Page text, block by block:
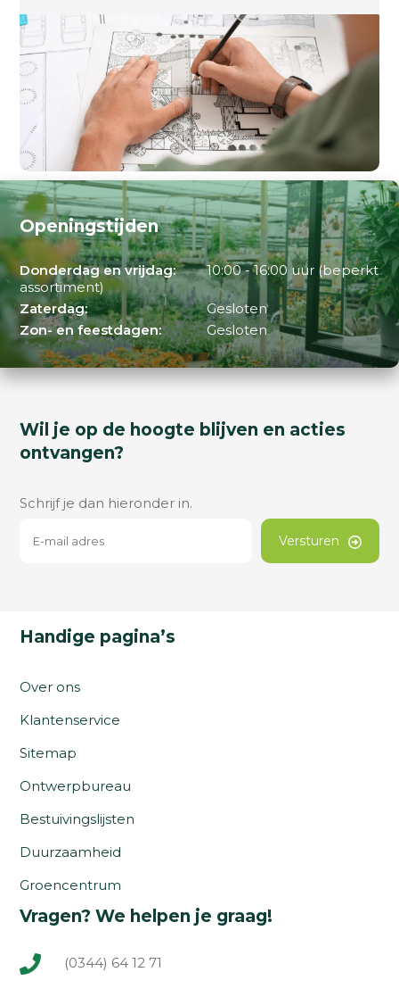
Openingstijden
Donderdag en vrijdag:
10:00 - 16:00 uur (beperkt
assortiment)
Zaterdag:
Gesloten
Zon- en feestdagen:
Gesloten
Wil je op de hoogte blijven en acties
ontvangen?
Schrijf je dan hieronder in.
Versturen
Handige pagina’s
Over ons
Klantenservice
Sitemap
Ontwerpbureau
Bestuivingslijsten
Duurzaamheid
Groencentrum
Vragen? We helpen je graag!
(0344) 64 12 71